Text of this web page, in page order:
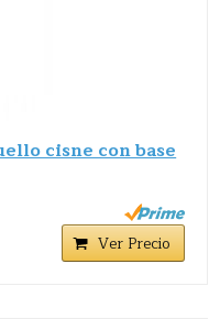
cisne con base
Ver Precio